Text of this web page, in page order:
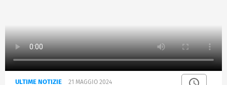
ULTIME NOTIZIE 21 MAGGIO 2024